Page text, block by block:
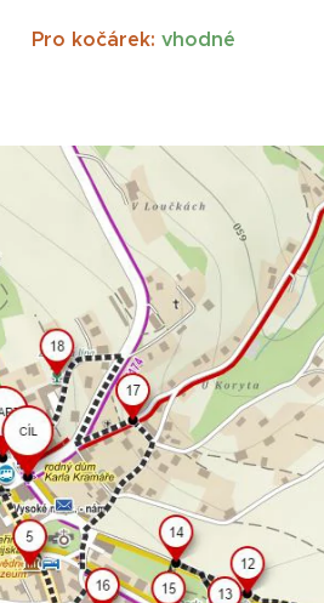
Pro kočárek: vhodné